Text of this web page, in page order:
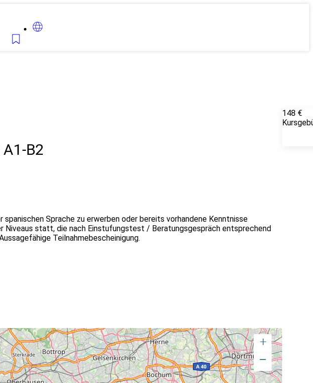
B2
Sprache zu erwerben oder bereits vorhandene Kenntnisse
Niveaus statt, die nach Einstufungstest / Beratungsgespräch entsprechend
Teilnahmebescheinigung.
+
−
148 €